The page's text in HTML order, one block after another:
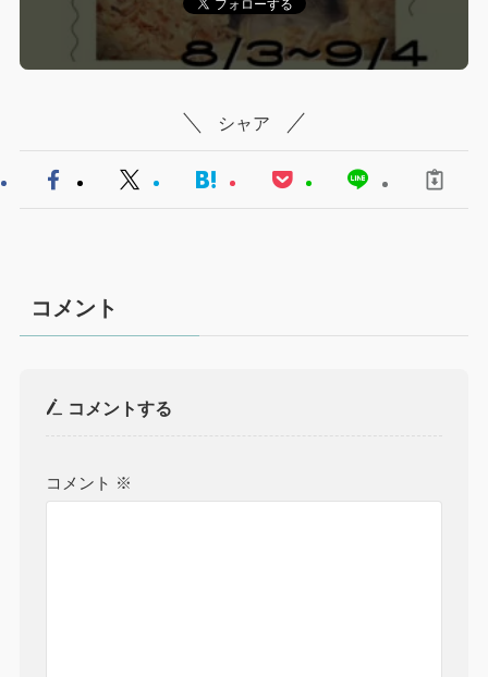
シャア
コメント
コメントする
コメント ※